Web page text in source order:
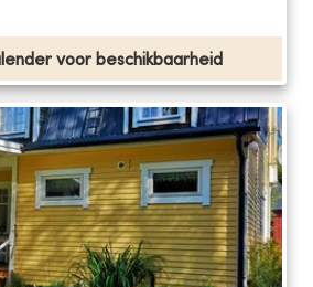
voor beschikbaarheid